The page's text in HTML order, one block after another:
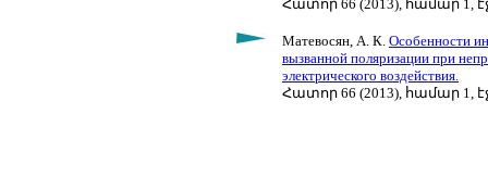
Հատոր 66 (2013), համար 1,
Матевосян, А. К. Особенности
вызванной поляризации при
электрического воздействия.
Հատոր 66 (2013), համար 1,